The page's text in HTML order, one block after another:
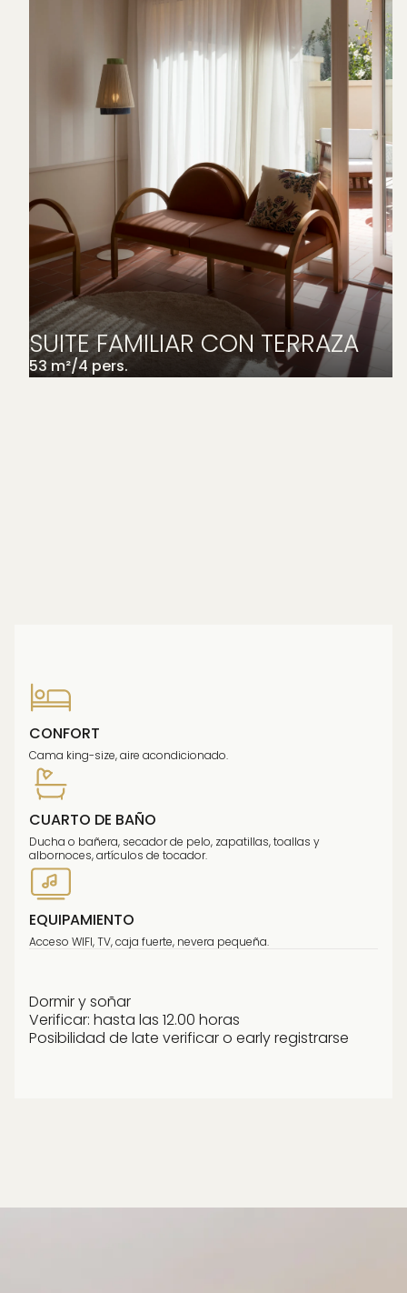
SUITE FAMILIAR CON TERRAZA
53m²/4 pers.
CONFORT
Cama king-size, aire acondicionado.
CUARTO DE BAÑO
Ducha o bañera, secador de pelo, zapatillas, toallas y
albornoces, artículos de tocador.
EQUIPAMIENTO
Acceso WIFI, TV, caja fuerte, nevera pequeña.
Dormir y soñar
Verificar: hasta las 12.00 horas
Posibilidad de late verificar o early registrarse